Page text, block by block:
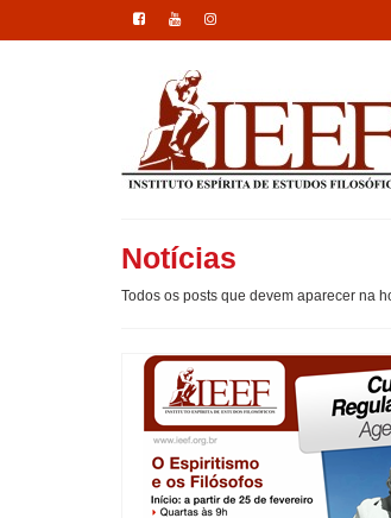
Notícias
Todos os posts que devem aparecer na